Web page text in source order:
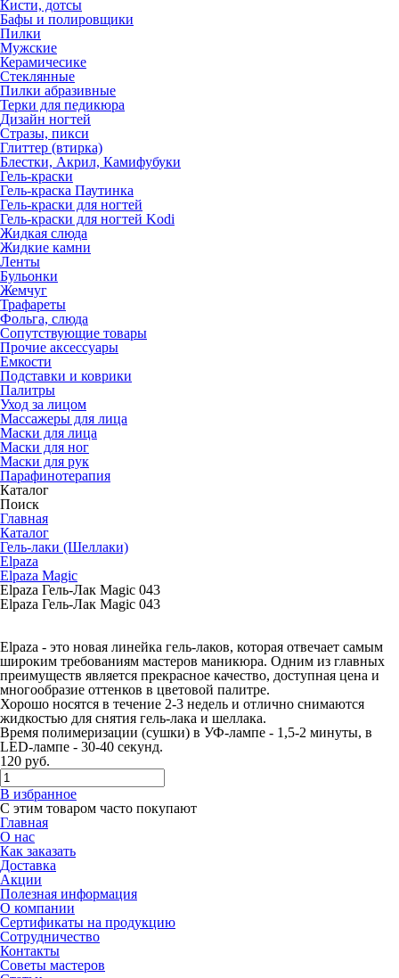
Кисти, дотсы
Бафы и полировщики
Пилки
Мужские
Керамичесике
Стеклянные
Пилки абразивные
Терки для педикюра
Дизайн ногтей
Стразы, пикси
Глиттер (втирка)
Блестки, Акрил, Камифубуки
Гель-краски
Гель-краска Паутинка
Гель-краски для ногтей
Гель-краски для ногтей Kodi
Жидкая слюда
Жидкие камни
Ленты
Бульонки
Жемчуг
Трафареты
Фольга, слюда
Сопутствующие товары
Прочие аксессуары
Емкости
Подставки и коврики
Палитры
Уход за лицом
Массажеры для лица
Маски для лица
Маски для ног
Маски для рук
Парафино­терапия
Каталог
Поиск
Главная
Каталог
Гель-лаки (Шеллаки)
Elpaza
Elpaza Magic
Elpaza Гель-Лак Magic 043
Elpaza Гель-Лак Magic 043
Elpaza - это новая линейка гель-лаков, которая отвечает самым
широким требованиям мастеров маникюра. Одним из главных
преимуществ является прекрасное качество, доступная цена и
многообразие оттенков в цветовой палитре.
Хорошо носятся в течение 2-3 недель и отлично снимаются
жидкостью для снятия гель-лака и шеллака.
Время полимеризации (сушки) в УФ-лампе - 1,5-2 минуты, в
LED-лампе - 30-40 секунд.
120 руб.
В избранное
С этим товаром часто покупают
Главная
О нас
Как заказать
Доставка
Акции
Полезная информация
О компании
Сертификаты на продукцию
Сотрудничество
Контакты
Советы мастеров